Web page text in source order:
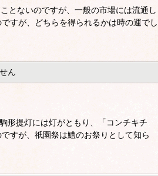
とないのですが、一般の市場には流通し
すが、どちらを得られるかは時の運でし
ん
形提灯には灯がともり、「コンチキチ
すが、祇園祭は鱧のお祭りとして知ら